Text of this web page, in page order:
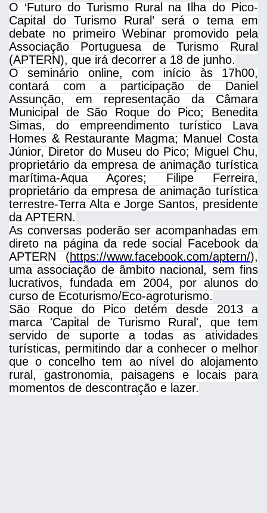
O ‘Futuro do Turismo Rural na Ilha do Pico-
Capital do Turismo Rural’ será o tema em
debate no primeiro Webinar promovido pela
Associação Portuguesa de Turismo Rural
(APTERN), que irá decorrer a 18 de junho.
O seminário online, com início às 17h00,
contará com a participação de Daniel
Assunção, em representação da Câmara
Municipal de São Roque do Pico; Benedita
Simas, do empreendimento turístico Lava
Homes & Restaurante Magma; Manuel Costa
Júnior, Diretor do Museu do Pico; Miguel Chu,
proprietário da empresa de animação turística
marítima-Aqua Açores; Filipe Ferreira,
proprietário da empresa de animação turística
terrestre-Terra Alta e Jorge Santos, presidente
da APTERN.
As conversas poderão ser acompanhadas em
direto na página da rede social Facebook da
APTERN (https://www.facebook.com/aptern/),
uma associação de âmbito nacional, sem fins
lucrativos, fundada em 2004, por alunos do
curso de Ecoturismo/Eco-agroturismo.
São Roque do Pico detém desde 2013 a
marca 'Capital de Turismo Rural', que tem
servido de suporte a todas as atividades
turísticas, permitindo dar a conhecer o melhor
que o concelho tem ao nível do alojamento
rural, gastronomia, paisagens e locais para
momentos de descontração e lazer.